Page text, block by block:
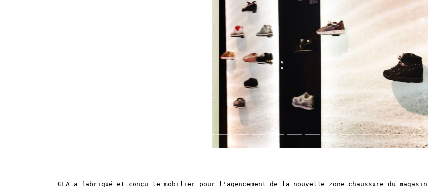
GFA a fabriqué et conçu le mobilier pour l'agencement de la nouvelle zone chaussure du magasin